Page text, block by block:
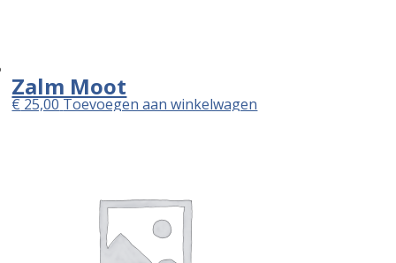
Zalm Moot
€25,00Toevoegen aan winkelwagen